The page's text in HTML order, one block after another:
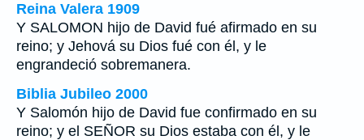
Reina Valera 1909
Y SALOMON hijo de David fué afirmado en su
reino; y Jehová su Dios fué con él, y le
engrandeció sobremanera.
Biblia Jubileo 2000
Y Salomón hijo de David fue confirmado en su
reino; y el SEÑOR su Dios estaba con él, y le